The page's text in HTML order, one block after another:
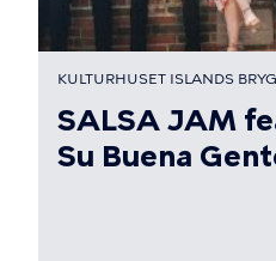
KULTURHUSET ISLANDS
SALSA JAM
Su Buena